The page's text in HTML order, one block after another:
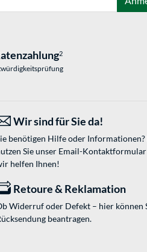
2
Wir sind für Sie da!
benötigen Hilfe oder Informationen?
Sie unser Email-Kontaktformular
helfen Ihnen!
Retoure & Reklamation
Widerruf oder Defekt – hier können
beantragen.